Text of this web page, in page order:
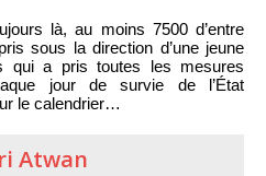
là, au moins 7500 d’entre
sous la direction d’une jeune
qui a pris toutes les mesures
jour de survie de l’État
le calendrier…
Atwan